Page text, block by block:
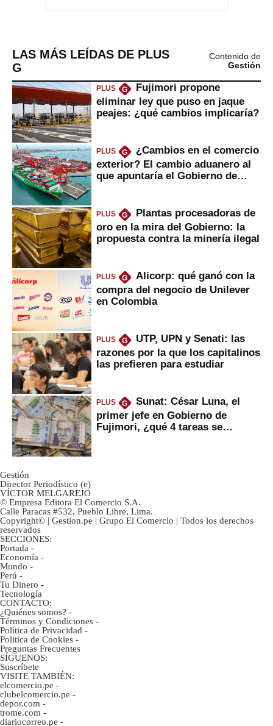
LAS MÁS LEÍDAS DE PLUS
G
Contenido de
Gestión
PLUS G
Fujimori propone
eliminar ley que puso en jaque
peajes: ¿qué cambios implicaría?
PLUS G
¿Cambios en el comercio
exterior? El cambio aduanero al
que apuntaría el Gobierno de
PLUS G
Plantas procesadoras de
oro en la mira del Gobierno: la
propuesta contra la minería ilegal
PLUS G
Alicorp: qué ganó con la
compra del negocio de Unilever
en Colombia
PLUS G
UTP, UPN y Senati: las
razones por la que los capitalinos
las prefieren para estudiar
PLUS G
Sunat: César Luna, el
primer jefe en Gobierno de
Fujimori, ¿qué 4 tareas se
Gestión
Director Periodístico (e)
VÍCTOR MELGAREJO
© Empresa Editora El Comercio S.A.
Calle Paracas #532, Pueblo Libre, Lima.
Copyright© | Gestion.pe | Grupo El Comercio | Todos los derechos
reservados
SECCIONES:
Portada -
Economía -
Mundo -
Perú -
Tu Dinero -
Tecnología
CONTACTO:
¿Quiénes somos? -
Términos y Condiciones -
Política de Privacidad -
Politica de Cookies -
Preguntas Frecuentes
SÍGUENOS:
Suscríbete
VISITE TAMBIÉN:
elcomercio.pe -
clubelcomercio.pe -
depor.com -
trome.com -
diariocorreo.pe -